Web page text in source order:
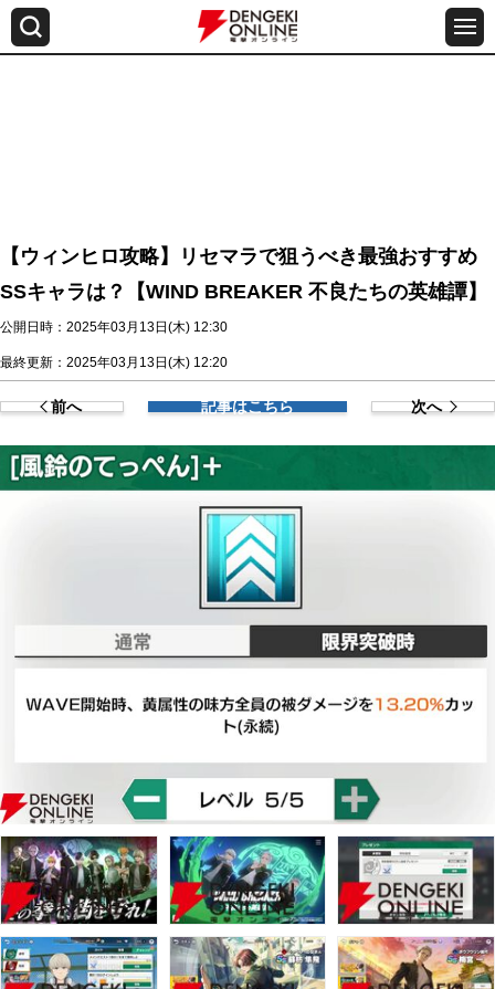
【ウィンヒロ攻略】リセマラで狙うべき最強おすすめ
SSキャラは？【WIND BREAKER 不良たちの英雄譚】
公開日時：2025年03月13日(木) 12:30
最終更新：2025年03月13日(木) 12:20
前へ 記事はこちら 次へ